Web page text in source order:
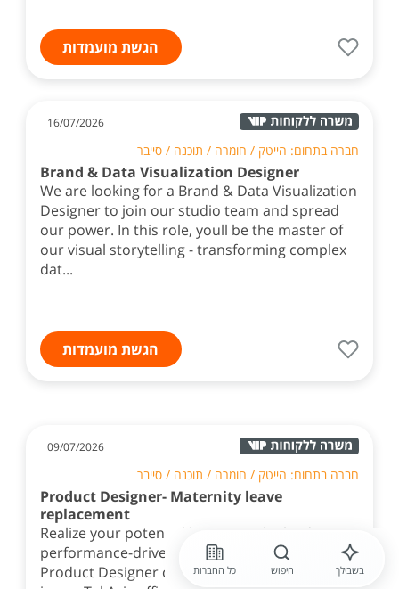
הגשת מועמדות
16/07/2026
חברה בתחום: הייטק / חומרה / תוכנה / סייבר
Brand & Data Visualization Designer
We are looking for a Brand & Data Visualization
Designer to join our studio team and spread
our power. In this role, youll be the master of
our visual storytelling - transforming complex
dat...
הגשת מועמדות
09/07/2026
חברה בתחום: הייטק / חומרה / תוכנה / סייבר
Product Designer- Maternity leave
replacement
Realize your potential by joining the leading
performance-driven advertising company! As a
Product Designer on the Realize Design teamבשבילך חיפוש כל החברות